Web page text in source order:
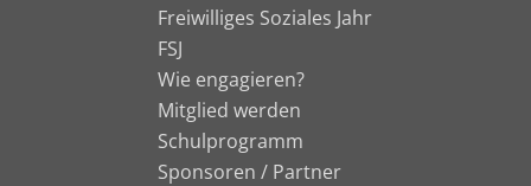
Freiwilliges Soziales Jahr
FSJ
Wie engagieren?
Mitglied werden
Schulprogramm
Sponsoren / Partner